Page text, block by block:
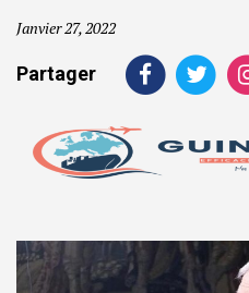
Janvier 27, 2022
Partager